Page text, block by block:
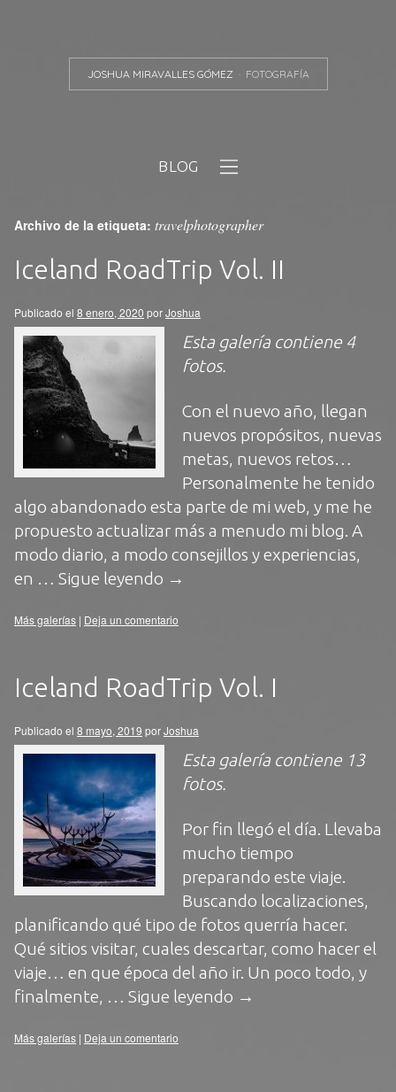
JOSHUA MIRAVALLES GÓMEZ FOTOGRAFÍA
BLOG
Archivo de la etiqueta: travelphotographer
Iceland RoadTrip Vol. II
Publicado el 8 enero, 2020 porJoshua
Esta galería contiene 4
fotos.
Con el nuevo año, llegan
nuevos propósitos, nuevas
metas, nuevos retos…
Personalmente he tenido
algo abandonado esta parte de mi web, y me he
propuesto actualizar más a menudo mi blog. A
modo diario, a modo consejillos y experiencias,
en … Sigue leyendo →
Más galerías | Deja un comentario
Iceland RoadTrip Vol. I
Publicado el 8 mayo, 2019 porJoshua
Esta galería contiene 13
fotos.
Por fin llegó el día. Llevaba
mucho tiempo
preparando este viaje.
Buscando localizaciones,
planificando qué tipo de fotos querría hacer.
Qué sitios visitar, cuales descartar, como hacer el
viaje… en que época del año ir. Un poco todo, y
finalmente, … Sigue leyendo →
Más galerías | Deja un comentario